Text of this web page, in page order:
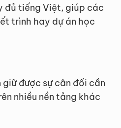
đủ tiếng Việt, giúp các
trình hay dự án học
giữ được sự cân đối cần
nhiều nền tảng khác